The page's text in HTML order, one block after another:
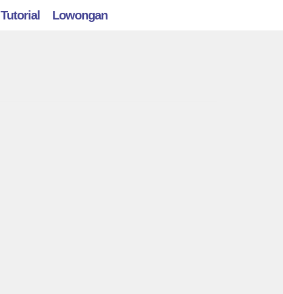
Tutorial Lowongan